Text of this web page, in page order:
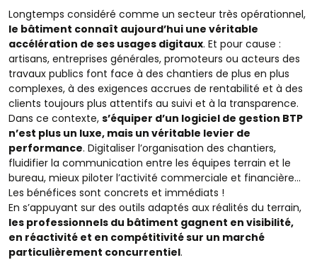
Longtemps considéré comme un secteur très opérationnel,
le bâtiment connaît aujourd’hui une véritable
accélération de ses usages digitaux. Et pour cause :
artisans, entreprises générales, promoteurs ou acteurs des
travaux publics font face à des chantiers de plus en plus
complexes, à des exigences accrues de rentabilité et à des
clients toujours plus attentifs au suivi et à la transparence.
Dans ce contexte, s’équiper d’un logiciel de gestion BTP
n’est plus un luxe, mais un véritable levier de
performance. Digitaliser l’organisation des chantiers,
fluidifier la communication entre les équipes terrain et le
bureau, mieux piloter l’activité commerciale et financière…
Les bénéfices sont concrets et immédiats !
En s’appuyant sur des outils adaptés aux réalités du terrain,
les professionnels du bâtiment gagnent en visibilité,
en réactivité et en compétitivité sur un marché
particulièrement concurrentiel.